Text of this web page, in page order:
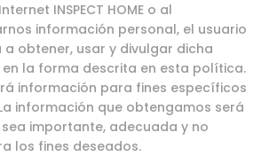
INSPECT HOME o al
información personal, el usuario
a obtener, usar y divulgar dicha
la forma descrita en esta política.
información para fines específicos
información que obtengamos será
importante, adecuada y no
los fines deseados.